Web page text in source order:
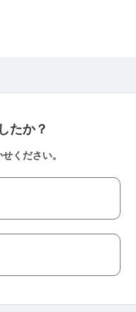
たか？
ください。